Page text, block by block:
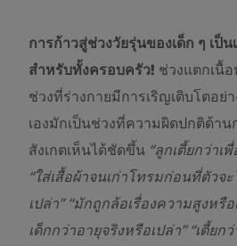
การก้าวสู่ช่วงวัยรุ่นของเด็ก ๆ เป็
สำหรับทั้งครอบครัว! ช่วงแตกเนื้
ช่วงที่ร่างกายมีการเริญเติบโตอย่
เองมักเป็นช่วงที่ความผิดปกติด้าน
สังเกตเห็นได้ชัดขึ้น “ลูกเตี้ยกว่าเ
“ใส่เสื้อผ้าจนเก่าโทรมก่อนที่ตัวจ
เปล่า” “มักถูกล้อเรื่องความสูงหรื
เด็กกว่าอายุจริงหรือเปล่า” “เตี้